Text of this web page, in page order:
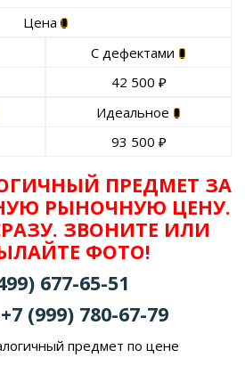
Цена
С дефектами
42 500 ₽
Идеальное
93 500 ₽
ПРЕДМЕТ ЗА
РЫНОЧНУЮ ЦЕНУ.
ЗВОНИТЕ ИЛИ
ФОТО!
677-65-51
+7 (999) 780-67-79
предмет по цене